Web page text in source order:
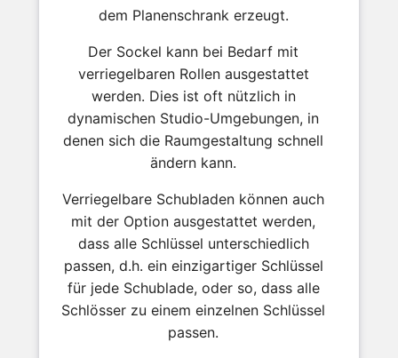
dem Planenschrank erzeugt.
Der Sockel kann bei Bedarf mit
verriegelbaren Rollen ausgestattet
werden. Dies ist oft nützlich in
dynamischen Studio-Umgebungen, in
denen sich die Raumgestaltung schnell
ändern kann.
Verriegelbare Schubladen können auch
mit der Option ausgestattet werden,
dass alle Schlüssel unterschiedlich
passen, d.h. ein einzigartiger Schlüssel
für jede Schublade, oder so, dass alle
Schlösser zu einem einzelnen Schlüssel
passen.